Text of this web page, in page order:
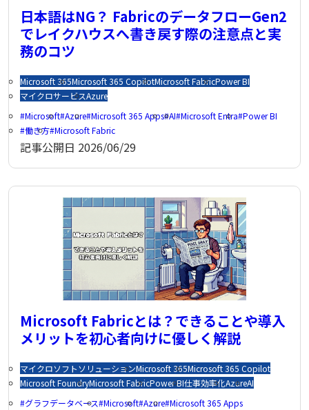
日本語はNG？ FabricのデータフローGen2
でレイクハウスへ書き戻す際の注意点と実
務のコツ
Microsoft 365Microsoft 365 CopilotMicrosoft FabricPower BI
マイクロサービスAzure
Microsoft Azure Microsoft 365 Apps AI Microsoft Entra Power BI
働き方 Microsoft Fabric
記事公開日 2026/06/29
Microsoft Fabricとは？できることや導入
メリットを初心者向けに優しく解説
マイクロソフトソリューションMicrosoft 365Microsoft 365 Copilot
Microsoft FoundryMicrosoft FabricPower BI仕事効率化AzureAI
グラフデータベース Microsoft Azure Microsoft 365 Apps